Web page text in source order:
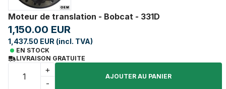
Moteur de translation - Bobcat - 331D
1,150.00 EUR
1,437.50 EUR (incl. TVA)
EN STOCK
LIVRAISON GRATUITE
+
-
AJOUTER AU PANIER